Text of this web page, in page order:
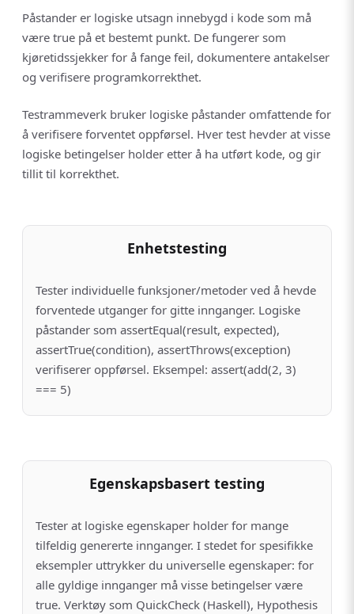
Påstander er logiske utsagn innebygd i kode som må
være true på et bestemt punkt. De fungerer som
kjøretidssjekker for å fange feil, dokumentere antakelser
og verifisere programkorrekthet.
Testrammeverk bruker logiske påstander omfattende for
å verifisere forventet oppførsel. Hver test hevder at visse
logiske betingelser holder etter å ha utført kode, og gir
tillit til korrekthet.
Enhetstesting
Tester individuelle funksjoner/metoder ved å hevde
forventede utganger for gitte innganger. Logiske
påstander som assertEqual(result, expected),
assertTrue(condition), assertThrows(exception)
verifiserer oppførsel. Eksempel: assert(add(2, 3)
=== 5)
Egenskapsbasert testing
Tester at logiske egenskaper holder for mange
tilfeldig genererte innganger. I stedet for spesifikke
eksempler uttrykker du universelle egenskaper: for
alle gyldige innganger må visse betingelser være
true. Verktøy som QuickCheck (Haskell), Hypothesis